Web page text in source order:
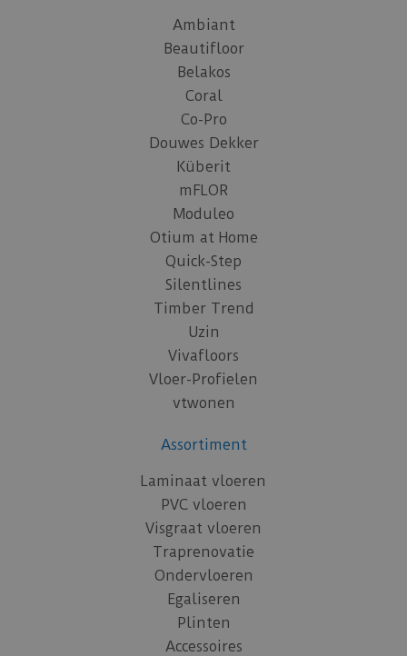
Ambiant
Beautifloor
Belakos
Coral
Co-Pro
Douwes Dekker
Küberit
mFLOR
Moduleo
Otium at Home
Quick-Step
Silentlines
Timber Trend
Uzin
Vivafloors
Vloer-Profielen
vtwonen
Assortiment
Laminaat vloeren
PVC vloeren
Visgraat vloeren
Traprenovatie
Ondervloeren
Egaliseren
Plinten
Accessoires